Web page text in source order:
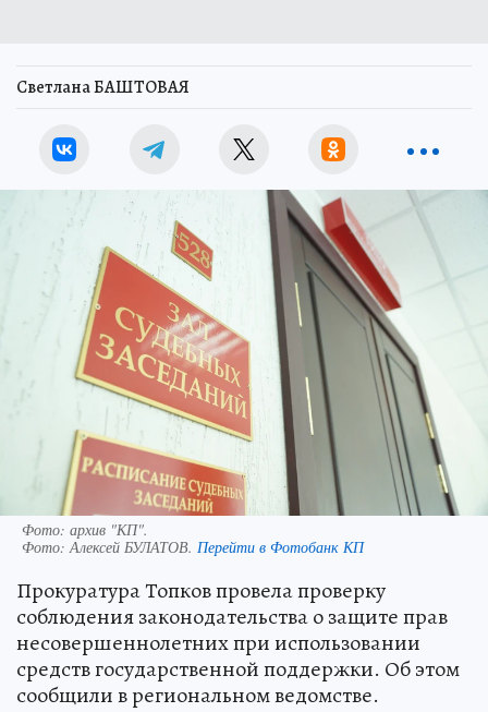
Светлана БАШТОВАЯ
Фото: архив "КП".
Фото:Алексей БУЛАТОВ. Перейти в Фотобанк КП
Прокуратура Топков провела проверку
соблюдения законодательства о защите прав
несовершеннолетних при использовании
средств государственной поддержки. Об этом
сообщили в региональном ведомстве.